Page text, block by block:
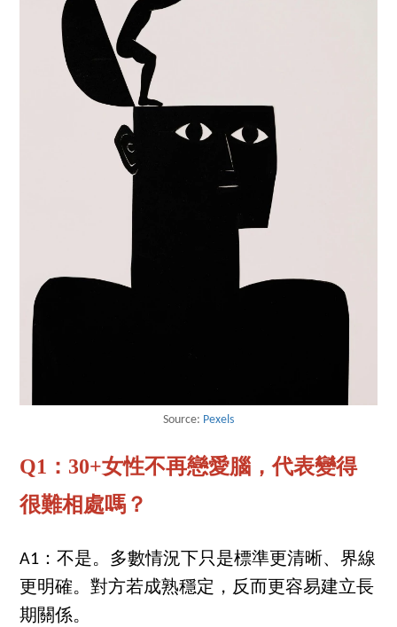
Source: Pexels
Q1：30+女性不再戀愛腦，代表變得
很難相處嗎？
A1：不是。多數情況下只是標準更清晰、界線
更明確。對方若成熟穩定，反而更容易建立長
期關係。